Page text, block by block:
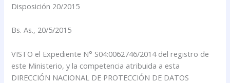
Disposición 20/2015
Bs. As., 20/5/2015
VISTO el Expediente N° S04:0062746/2014 del registro de
este Ministerio, y la competencia atribuida a esta
DIRECCIÓN NACIONAL DE PROTECCIÓN DE DATOS